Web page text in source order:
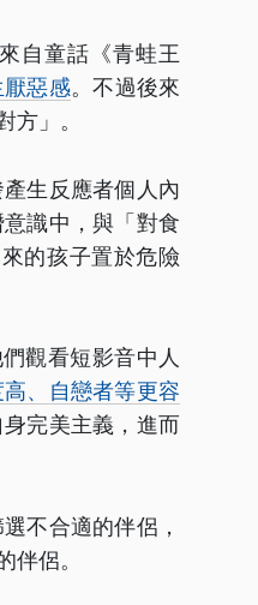
自童話《青蛙王
惡感。不過後來
」。
生反應者個人內
識中，與「對食
的孩子置於危險
觀看短影音中人
、自戀者等更容
完美主義，進而
不合適的伴侶，
侶。